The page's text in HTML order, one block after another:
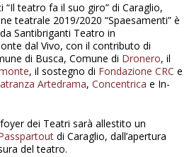
“Il teatro fa il suo giro” di Caraglio,
teatrale 2019/2020 “Spaesamenti” è
Santibriganti Teatro in
dal Vivo, con il contributo di
di Busca, Comune di Dronero, il
, il sostegno di Fondazione CRC e
Artedrama, Concentrica e In-
dei Teatri sarà allestito un
di Caraglio, dall’apertura
del teatro.